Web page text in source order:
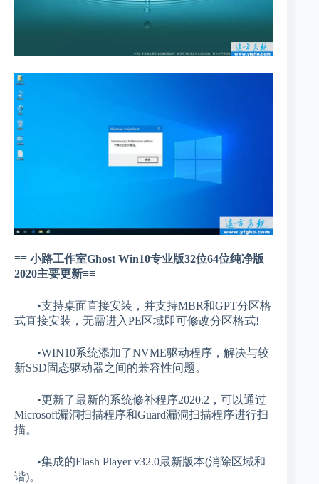
≡≡ 小路工作室Ghost Win10专业版32位64位纯净版
2020主要更新≡≡
•支持桌面直接安装，并支持MBR和GPT分区格
式直接安装，无需进入PE区域即可修改分区格式!
•WIN10系统添加了NVME驱动程序，解决与较
新SSD固态驱动器之间的兼容性问题。
•更新了最新的系统修补程序2020.2，可以通过
Microsoft漏洞扫描程序和Guard漏洞扫描程序进行扫
描。
•集成的Flash Player v32.0最新版本(消除区域和
谐)。